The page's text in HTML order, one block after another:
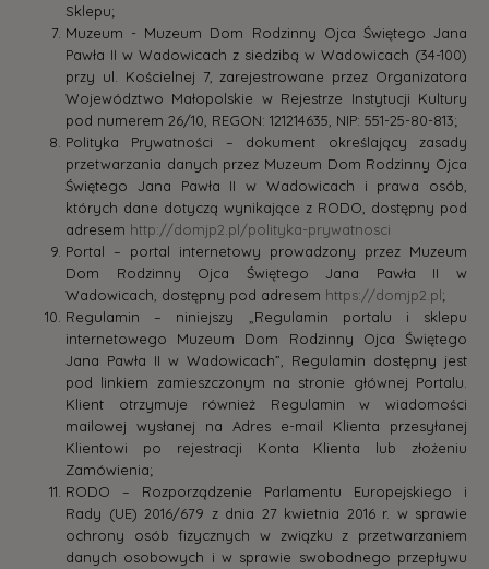
Sklepu;
Muzeum - Muzeum Dom Rodzinny Ojca Świętego Jana
Pawła II w Wadowicach z siedzibą w Wadowicach (34-100)
przy ul. Kościelnej 7, zarejestrowane przez Organizatora
Województwo Małopolskie w Rejestrze Instytucji Kultury
pod numerem 26/10, REGON: 121214635, NIP: 551-25-80-813;
Polityka Prywatności – dokument określający zasady
przetwarzania danych przez Muzeum Dom Rodzinny Ojca
Świętego Jana Pawła II w Wadowicach i prawa osób,
których dane dotyczą wynikające z RODO, dostępny pod
adresem http://domjp2.pl/polityka-prywatnosci
Portal – portal internetowy prowadzony przez Muzeum
Dom Rodzinny Ojca Świętego Jana Pawła II w
Wadowicach, dostępny pod adresem https://domjp2.pl;
Regulamin – niniejszy „Regulamin portalu i sklepu
internetowego Muzeum Dom Rodzinny Ojca Świętego
Jana Pawła II w Wadowicach”, Regulamin dostępny jest
pod linkiem zamieszczonym na stronie głównej Portalu.
Klient otrzymuje również Regulamin w wiadomości
mailowej wysłanej na Adres e-mail Klienta przesyłanej
Klientowi po rejestracji Konta Klienta lub złożeniu
Zamówienia;
RODO – Rozporządzenie Parlamentu Europejskiego i
Rady (UE) 2016/679 z dnia 27 kwietnia 2016 r. w sprawie
ochrony osób fizycznych w związku z przetwarzaniem
danych osobowych i w sprawie swobodnego przepływu